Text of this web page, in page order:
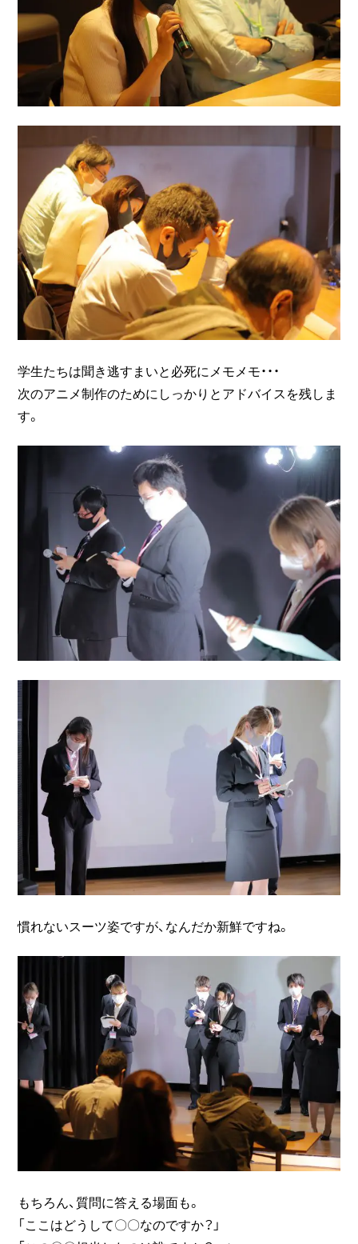
学生たちは聞き逃すまいと必死にメモメモ・・・
次のアニメ制作のためにしっかりとアドバイスを残しま
す。
慣れないスーツ姿ですが、なんだか新鮮ですね。
もちろん、質問に答える場面も。
「ここはどうして〇〇なのですか？」